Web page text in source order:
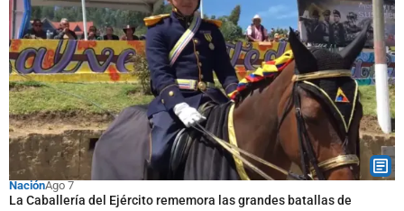
NaciónAgo 7
La Caballería del Ejército rememora las grandes batallas de